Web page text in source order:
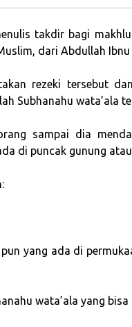
takdir bagi
dari Abdullah Ibnu
rezeki tersebut
Subhanahu wata’ala
sampai dia
di puncak gunung
yang ada di
wata’ala yang